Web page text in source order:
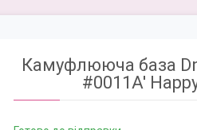
Камуфлююча база
#0011A'